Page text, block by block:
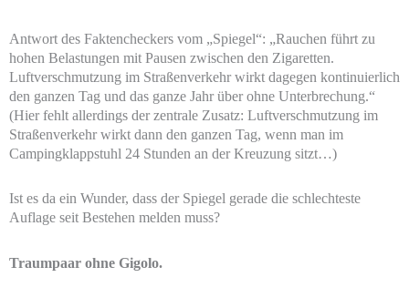
Antwort des Faktencheckers vom „Spiegel“: „Rauchen führt zu
hohen Belastungen mit Pausen zwischen den Zigaretten.
Luftverschmutzung im Straßenverkehr wirkt dagegen kontinuierlich
den ganzen Tag und das ganze Jahr über ohne Unterbrechung.“
(Hier fehlt allerdings der zentrale Zusatz: Luftverschmutzung im
Straßenverkehr wirkt dann den ganzen Tag, wenn man im
Campingklappstuhl 24 Stunden an der Kreuzung sitzt…)
Ist es da ein Wunder, dass der Spiegel gerade die schlechteste
Auflage seit Bestehen melden muss?
Traumpaar ohne Gigolo.